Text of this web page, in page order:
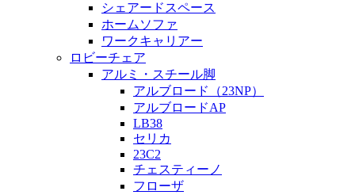
シェアードスペース
ホームソファ
ワークキャリアー
ロビーチェア
アルミ・スチール脚
アルブロード（23NP）
アルブロードAP
LB38
セリカ
23C2
チェスティーノ
フローザ